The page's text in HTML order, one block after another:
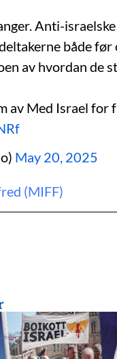
Anti-israelske
både før
av hvordan de
av Med Israel for
May 20, 2025
(MIFF)